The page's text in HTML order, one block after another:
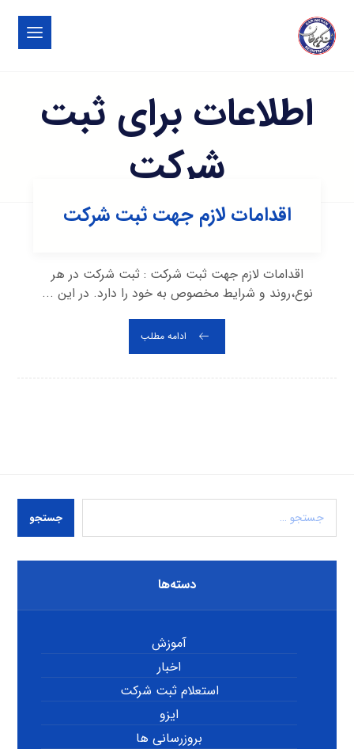
اطلاعات برای ثبت
شرکت
اقدامات لازم جهت ثبت شرکت
اقدامات لازم جهت ثبت شرکت : ثبت شرکت در هر
نوع،روند و شرایط مخصوص به خود را دارد. در این ...
ادامه مطلب
جستجو
دسته‌ها
آموزش
اخبار
استعلام ثبت شرکت
ایزو
بروزرسانی ها